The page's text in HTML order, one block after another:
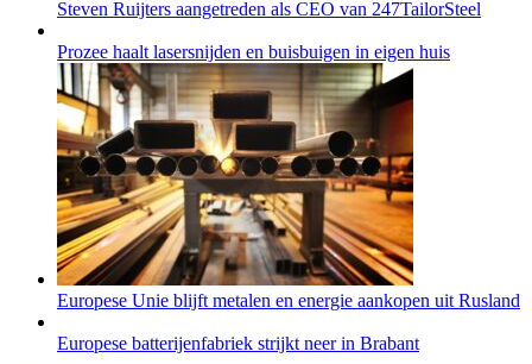
Steven Ruijters aangetreden als CEO van 247TailorSteel
Prozee haalt lasersnijden en buisbuigen in eigen huis
Europese Unie blijft metalen en energie aankopen uit Rusland
Europese batterijenfabriek strijkt neer in Brabant